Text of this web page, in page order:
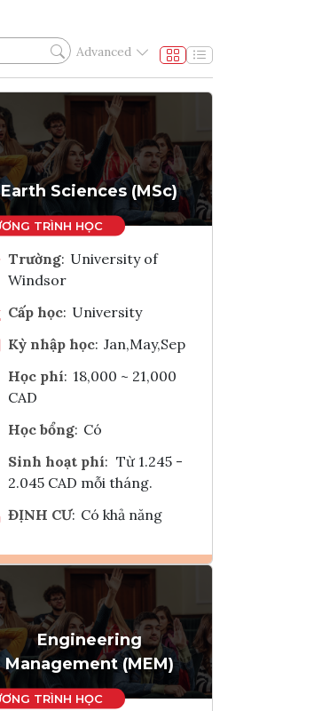
Advanced
Earth Sciences (MSc)
Trường: University of
Windsor
Cấp học: University
Kỳ nhập học: Jan,May,Sep
Học phí: 18,000 ~ 21,000
CAD
Học bổng: Có
Sinh hoạt phí: Từ 1.245 -
2.045 CAD mỗi tháng.
ĐỊNH CƯ: Có khả năng
Ghi danh
Tham vấn Interlink
Engineering
Management (MEM)